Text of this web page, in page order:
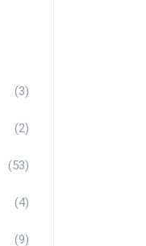
(3)
(2)
(53)
(4)
(9)